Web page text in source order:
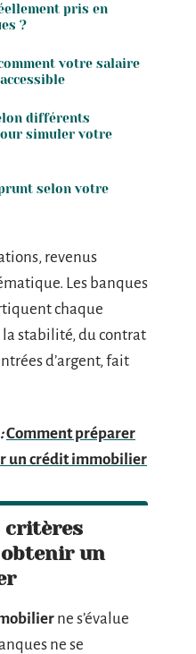
pris en
?
votre salaire
différents
simuler votre
selon votre
revenus
Les banques
chaque
la stabilité, du contrat
d’argent, fait
Comment préparer
un crédit immobilier
critères
un
ne s’évalue
ne se